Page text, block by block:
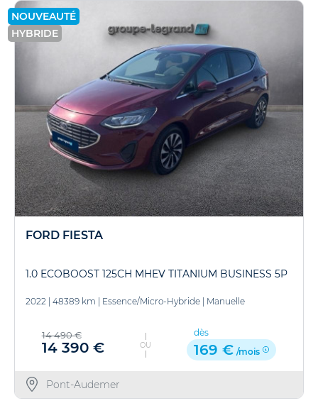
NOUVEAUTÉ
HYBRIDE
FORD FIESTA
1.0 ECOBOOST 125CH MHEV TITANIUM BUSINESS 5P
2022 48389 km Essence/Micro-Hybride Manuelle
14 490 €
14 390 € OU
dès
169 € /mois
Pont-Audemer